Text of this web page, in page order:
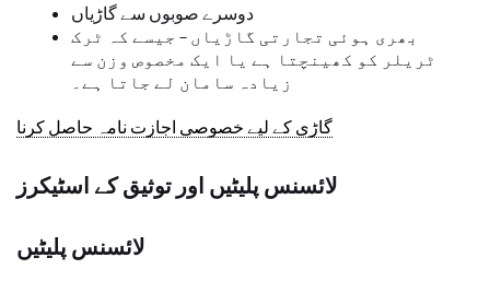
دوسرے صوبوں سے گاڑیاں
بھری ہوئی تجارتی گاڑیاں – جیسے کہ ٹرک
ٹریلر کو کھینچتا ہے یا ایک مخصوص وزن سے
زیادہ سامان لے جاتا ہے۔
گاڑی کے لیے خصوصی اجازت نامہ حاصل کرنا
لائسنس پلیٹیں اور توثیق کے اسٹیکرز
لائسنس پلیٹیں